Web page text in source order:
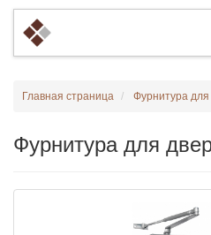
Главная страница Фурнитура для
Фурнитура для